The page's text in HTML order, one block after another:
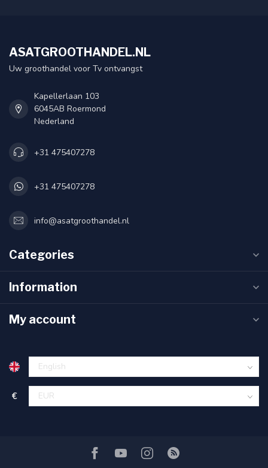
ASATGROOTHANDEL.NL
Uw groothandel voor Tv ontvangst
Kapellerlaan 103
6045AB Roermond
Nederland
+31 475407278
+31 475407278
info@asatgroothandel.nl
Categories
Information
My account
€